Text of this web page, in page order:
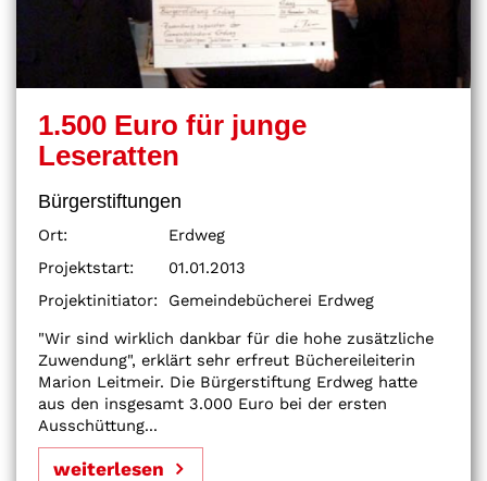
1.500 Euro für junge
Leseratten
Bürgerstiftungen
Ort:
Erdweg
Projektstart:
01.01.2013
Projektinitiator:
Gemeindebücherei Erdweg
"Wir sind wirklich dankbar für die hohe zusätzliche
Zuwendung", erklärt sehr erfreut Büchereileiterin
Marion Leitmeir. Die Bürgerstiftung Erdweg hatte
aus den insgesamt 3.000 Euro bei der ersten
Ausschüttung...
weiterlesen